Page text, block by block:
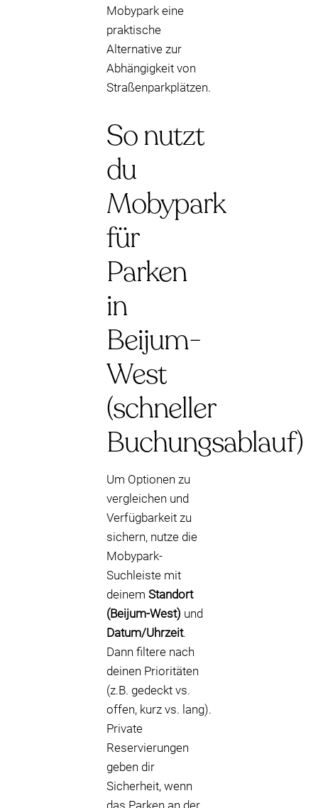
Mobypark eine
praktische
Alternative zur
Abhängigkeit von
Straßenparkplätzen.
So nutzt
du
Mobypark
für
Parken
in
Beijum-
West
(schneller
Buchungsablauf)
Um Optionen zu
vergleichen und
Verfügbarkeit zu
sichern, nutze die
Mobypark-
Suchleiste mit
deinem Standort
(Beijum-West) und
Datum/Uhrzeit.
Dann filtere nach
deinen Prioritäten
(z.B. gedeckt vs.
offen, kurz vs. lang).
Private
Reservierungen
geben dir
Sicherheit, wenn